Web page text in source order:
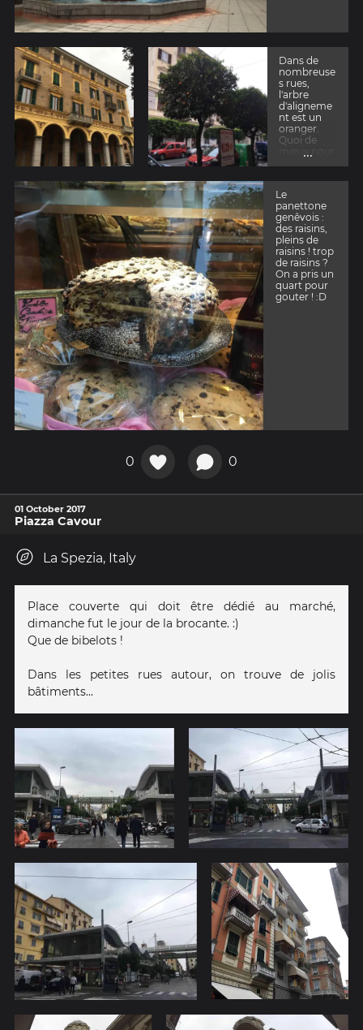
Dans de
nombreuse
s rues,
l'arbre
d'aligneme
nt est un
oranger.
Quoi de
fraicheur de
l'ombre et
de l'arbre et
oranges à
déguster !
Mais sont-
elles
mangeable
s ?
...
Le
panettone
genêvois :
des raisins,
pleins de
raisins ! trop
de raisins ?
On a pris un
quart pour
gouter ! :D
0 0
01 October 2017
Piazza Cavour
La Spezia, Italy
Place couverte qui doit être dédié au marché,
dimanche fut le jour de la brocante. :)
Que de bibelots !
Dans les petites rues autour, on trouve de jolis
bâtiments...